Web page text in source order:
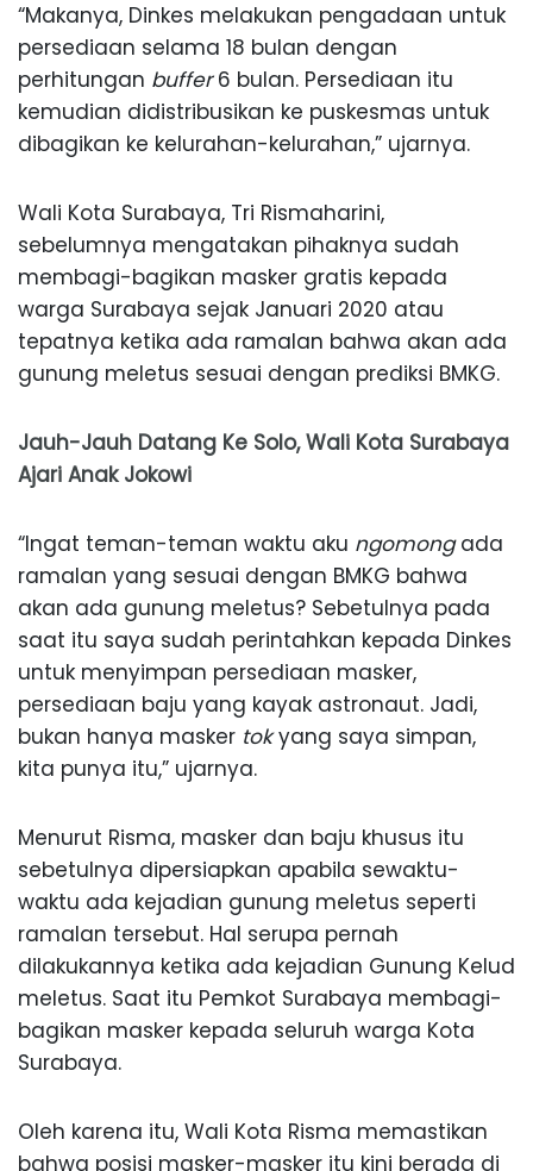
“Makanya, Dinkes melakukan pengadaan untuk
persediaan selama 18 bulan dengan
perhitungan buffer6 bulan. Persediaan itu
kemudian didistribusikan ke puskesmas untuk
dibagikan ke kelurahan-kelurahan,” ujarnya.
Wali Kota Surabaya, Tri Rismaharini,
sebelumnya mengatakan pihaknya sudah
membagi-bagikan masker gratis kepada
warga Surabaya sejak Januari 2020 atau
tepatnya ketika ada ramalan bahwa akan ada
gunung meletus sesuai dengan prediksi BMKG.
Jauh-Jauh Datang Ke Solo, Wali Kota Surabaya
Ajari Anak Jokowi
“Ingat teman-teman waktu aku ngomongada
ramalan yang sesuai dengan BMKG bahwa
akan ada gunung meletus? Sebetulnya pada
saat itu saya sudah perintahkan kepada Dinkes
untuk menyimpan persediaan masker,
persediaan baju yang kayak astronaut. Jadi,
bukan hanya masker tokyang saya simpan,
kita punya itu,” ujarnya.
Menurut Risma, masker dan baju khusus itu
sebetulnya dipersiapkan apabila sewaktu-
waktu ada kejadian gunung meletus seperti
ramalan tersebut. Hal serupa pernah
dilakukannya ketika ada kejadian Gunung Kelud
meletus. Saat itu Pemkot Surabaya membagi-
bagikan masker kepada seluruh warga Kota
Surabaya.
Oleh karena itu, Wali Kota Risma memastikan
bahwa posisi masker-masker itu kini berada di